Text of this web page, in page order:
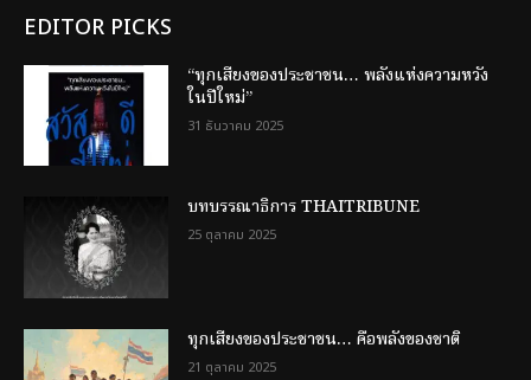
EDITOR PICKS
“ทุกเสียงของประชาชน… พลังแห่งความหวัง
ในปีใหม่”
31 ธันวาคม 2025
บทบรรณาธิการ THAITRIBUNE
25 ตุลาคม 2025
ทุกเสียงของประชาชน… คือพลังของชาติ
21 ตุลาคม 2025